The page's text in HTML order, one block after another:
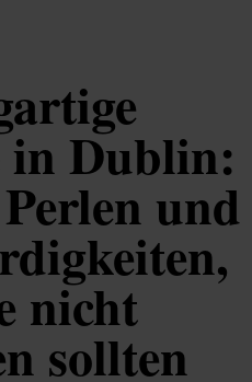
in Dublin:
und
nicht
sollten